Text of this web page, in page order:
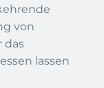
von
das
lassen